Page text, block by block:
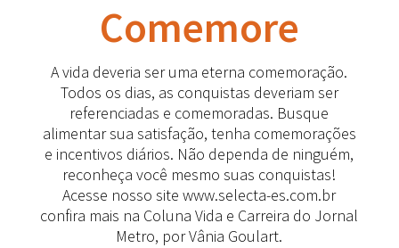
Comemore
A vida deveria ser uma eterna comemoração.
Todos os dias, as conquistas deveriam ser
referenciadas e comemoradas. Busque
alimentar sua satisfação, tenha comemorações
e incentivos diários. Não dependa de ninguém,
reconheça você mesmo suas conquistas!
Acesse nosso site www.selecta-es.com.br
confira mais na Coluna Vida e Carreira do Jornal
Metro, por Vânia Goulart.